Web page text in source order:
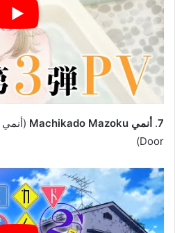
7
. أنمي Machikado Mazoku
Door)